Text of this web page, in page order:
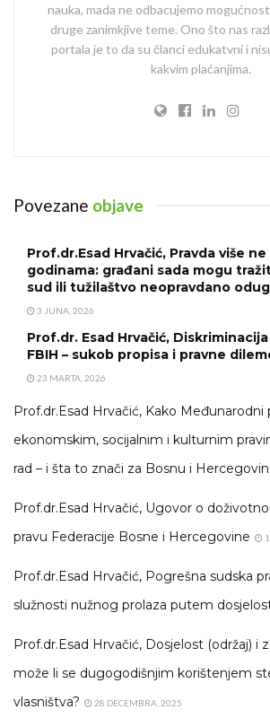
nauka, mada ne odbacujemo
druge zanimkjive teme. Ono što nas
portala je to da su članci edukatvni i
kakvim plaćanjima.
Povezane objave
Prof.dr.Esad Hrvačić, Pravda više
godinama: građani sada mogu
sud ili tužilaštvo neopravdano
3 JUNA, 2026
Prof.dr. Esad Hrvačić,
FBIH – sukob propisa i pravne
23 MARTA, 2026
Prof.dr.Esad Hrvačić, Kako Međunarodni
ekonomskim, socijalnim i kulturnim
rad – i šta to znači za Bosnu i
Prof.dr.Esad Hrvačić, Ugovor o
pravu Federacije Bosne i Hercegovine
Prof.dr.Esad Hrvačić, Pogrešna sudska
služnosti nužnog prolaza putem
Prof.dr.Esad Hrvačić, Dosjelost (održaj) i
može li se dugogodišnjim korištenjem
vlasništva?
28 DECEMBRA, 2025